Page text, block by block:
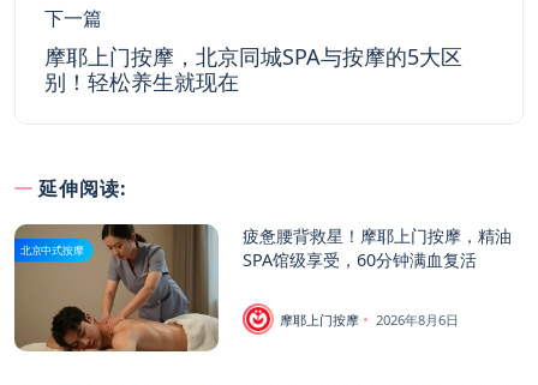
下一篇
摩耶上门按摩，北京同城SPA与按摩的5大区
别！轻松养生就现在
延伸阅读:
北京中式按摩
疲惫腰背救星！摩耶上门按摩，精油
SPA馆级享受，60分钟满血复活
摩耶上门按摩 2026年8月6日